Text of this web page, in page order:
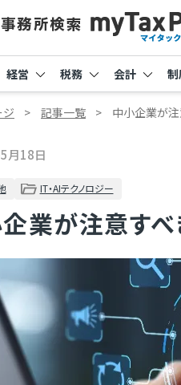
経営 税務 会計 制
ジ 記事一覧 中小企業が
月18日
IT・AIテクノロジー
業が注意す